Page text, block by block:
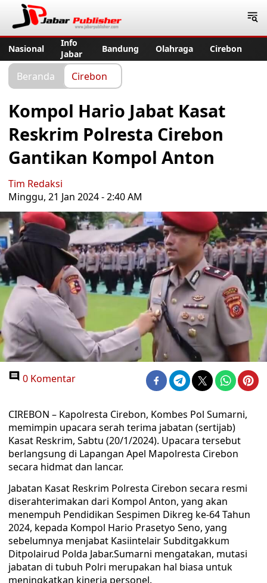
Nasional
Info
Jabar
Bandung Olahraga Cirebon
Beranda Cirebon
Kompol Hario Jabat Kasat
Reskrim Polresta Cirebon
Gantikan Kompol Anton
Tim Redaksi
Minggu, 21 Jan 2024 - 2:40 AM
0 Komentar
CIREBON – Kapolresta Cirebon, Kombes Pol Sumarni,
memimpin upacara serah terima jabatan (sertijab)
Kasat Reskrim, Sabtu (20/1/2024). Upacara tersebut
berlangsung di Lapangan Apel Mapolresta Cirebon
secara hidmat dan lancar.
Jabatan Kasat Reskrim Polresta Cirebon secara resmi
diserahterimakan dari Kompol Anton, yang akan
menempuh Pendidikan Sespimen Dikreg ke-64 Tahun
2024, kepada Kompol Hario Prasetyo Seno, yang
sebelumnya menjabat Kasiintelair Subditgakkum
Ditpolairud Polda Jabar.Sumarni mengatakan, mutasi
jabatan di tubuh Polri merupakan hal biasa untuk
meningkatkan kinerja personel.